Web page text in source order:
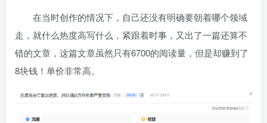
在当时创作的情况下，自己还没有明确要朝着哪个领域
走，就什么热度高写什么，紧跟着时事，又出了一篇还算不
错的文章，这篇文章虽然只有6700的阅读量，但是却赚到了
8块钱！单价非常高。